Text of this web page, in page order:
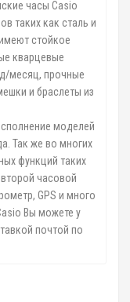
часы Casio
таких как сталь и
стойкое
кварцевые
месяц, прочные
и браслеты из
моделей
Так же во многих
функций таких
часовой
GPS и много
Вы можете у
почтой по